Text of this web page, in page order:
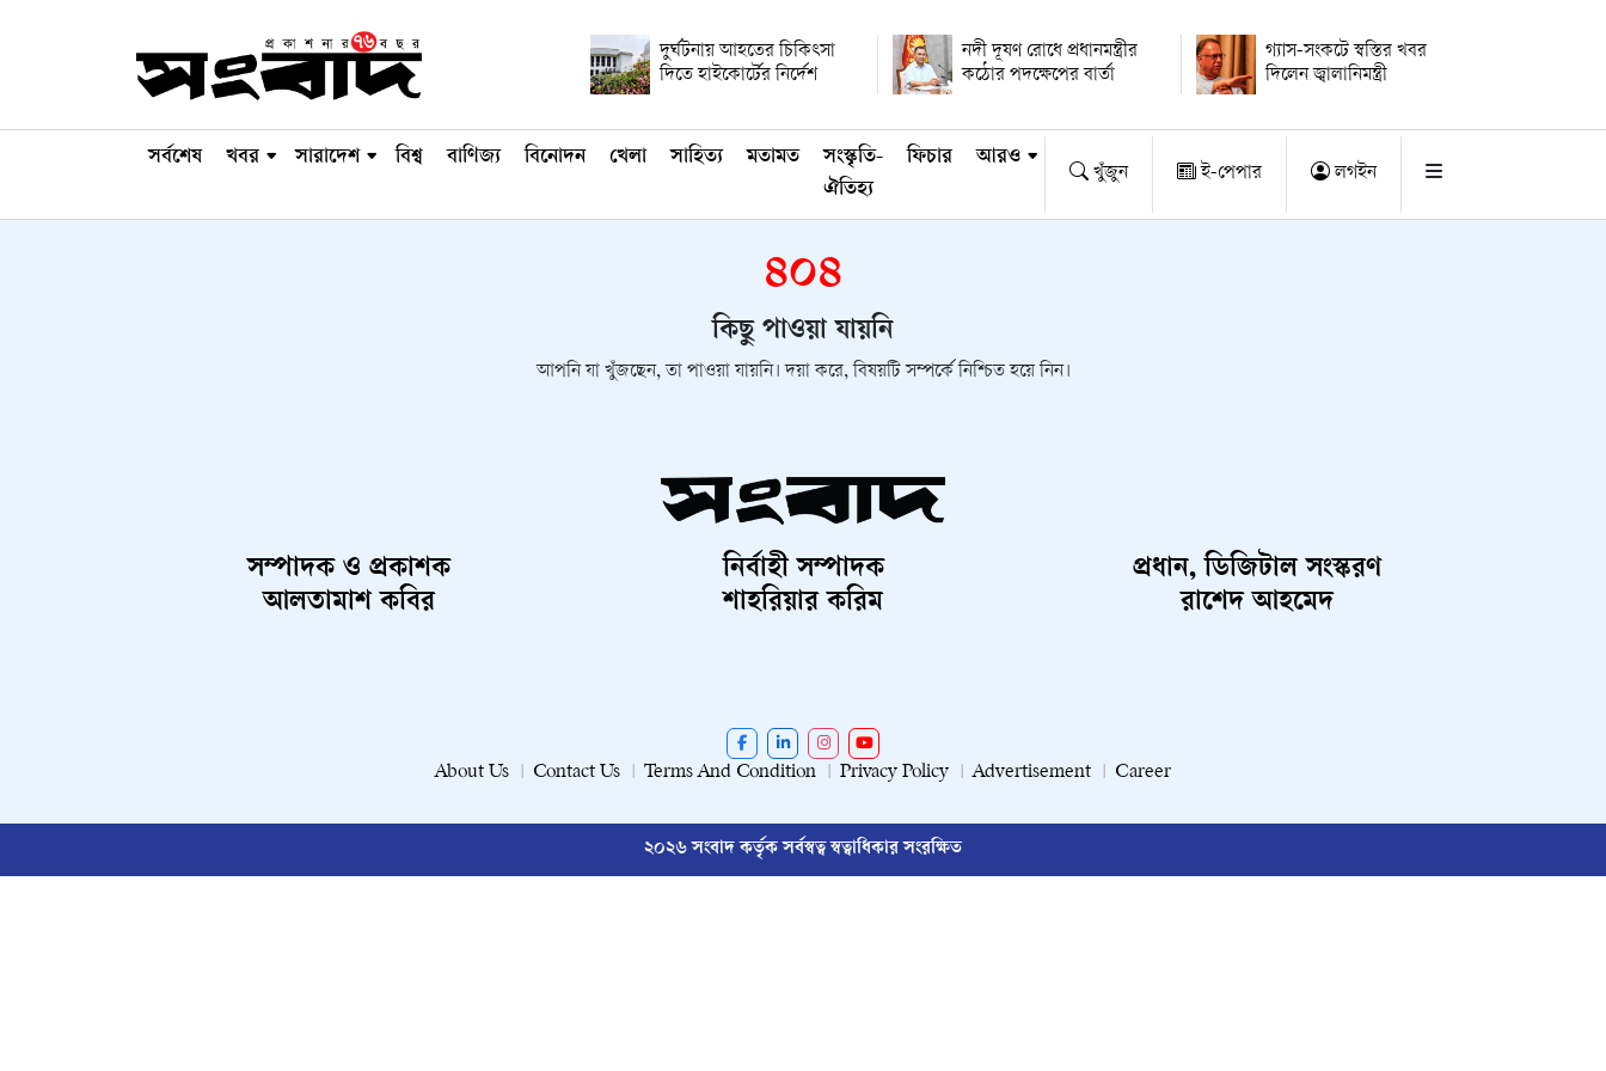
দুর্ঘটনায় আহতের চিকিৎসা
দিতে হাইকোর্টের নির্দেশ
নদী দূষণ রোধে প্রধানমন্ত্রীর
কঠোর পদক্ষেপের বার্তা
গ্যাস-সংকটে স্বস্তির খবর
দিলেন জ্বালানিমন্ত্রী
সর্বশেষ খবর সারাদেশ বিশ্ব বাণিজ্য বিনোদন খেলা সাহিত্য মতামত
সংস্কৃতি-
ঐতিহ্য
ফিচার আরও
খুঁজুন ই-পেপার লগইন
৪০৪
কিছু পাওয়া যায়নি
আপনি যা খুঁজছেন, তা পাওয়া যায়নি। দয়া করে, বিষয়টি সম্পর্কে নিশ্চিত হয়ে নিন।
সম্পাদক ও প্রকাশক
আলতামাশ কবির
নির্বাহী সম্পাদক
শাহরিয়ার করিম
প্রধান, ডিজিটাল সংস্করণ
রাশেদ আহমেদ
About Us Contact Us Terms And Condition Privacy Policy Advertisement Career
২০২৬ সংবাদ কর্তৃক সর্বস্বত্ব স্বত্বাধিকার সংরক্ষিত